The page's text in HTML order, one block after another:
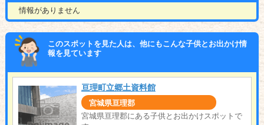
情報がありません
このスポットを見た人は、他にもこんな子供とお出かけ情
報を見ています
亘理町立郷土資料館
宮城県亘理郡
宮城県亘理郡にある子供とお出かけスポットで